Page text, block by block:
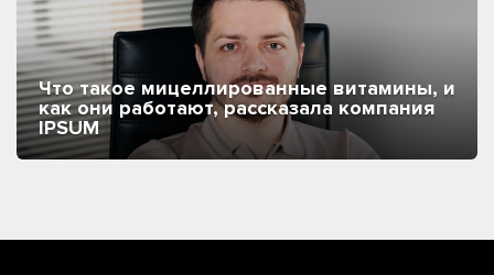
Что такое мицеллированные витамины, и
как они работают, рассказала компания
IPSUM